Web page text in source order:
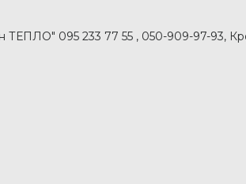
ТЕПЛО" 095 233 77 55 , 050-909-97-93,